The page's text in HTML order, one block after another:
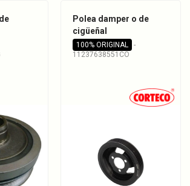
Polea damper o de
cigüeñal
100% ORIGINAL
-
11237638551CO